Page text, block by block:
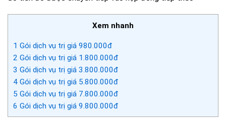
Xem nhanh
1 Gói dịch vụ trị giá 980.000đ
2 Gói dịch vụ trị giá 1.800.000đ
3 Gói dịch vụ trị giá 3.800.000đ
4 Gói dịch vụ trị giá 5.800.000đ
5 Gói dịch vụ trị giá 7.800.000đ
6 Gói dịch vụ trị giá 9.800.000đ